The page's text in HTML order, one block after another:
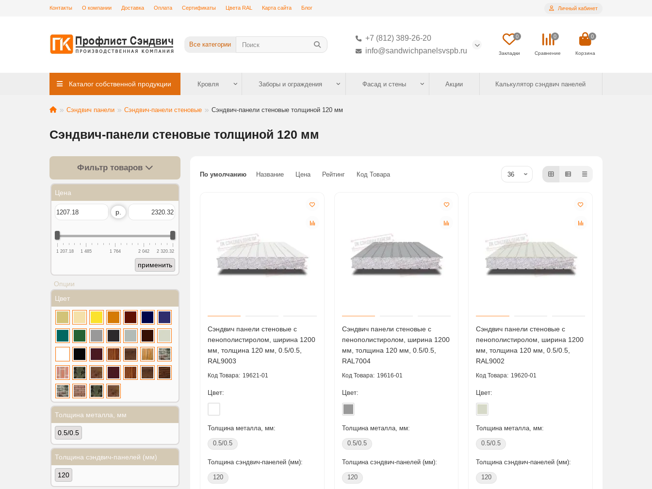
Контакты О компании Доставка Оплата Сертификаты Цвета RAL Карта сайта Блог Личный кабинет
Все категории
+7 (812) 389-26-20
info@sandwichpanelsvspb.ru
0
Закладки
0
Сравнение
0
Корзина
Каталог собственной продукции Кровля Заборы и ограждения Фасад и стены Акции Калькулятор сэндвич панелей
Сэндвич панели Сэндвич-панели стеновые Сэндвич-панели стеновые толщиной 120 мм
Сэндвич-панели стеновые толщиной 120 мм
Фильтр товаров
Цена
р.
1 207.18 1 485 1 764 2 042 2 320.32
применить
Опции
Цвет
Толщина металла, мм
0.5/0.5
Толщина сэндвич-панелей (мм)
120
По умолчанию Название Цена Рейтинг Код Товара
Сэндвич панели стеновые с
пенополистиролом, ширина 1200
мм, толщина 120 мм, 0.5/0.5,
RAL9003
19621-01
Цвет:
Толщина металла, мм:
0.5/0.5
Толщина сэндвич-панелей (мм):
120
Сэндвич панели стеновые с
пенополистиролом, ширина 1200
мм, толщина 120 мм, 0.5/0.5,
RAL7004
19616-01
Цвет:
Толщина металла, мм:
0.5/0.5
Толщина сэндвич-панелей (мм):
120
Сэндвич панели стеновые с
пенополистиролом, ширина 1200
мм, толщина 120 мм, 0.5/0.5,
RAL9002
19620-01
Цвет:
Толщина металла, мм:
0.5/0.5
Толщина сэндвич-панелей (мм):
120